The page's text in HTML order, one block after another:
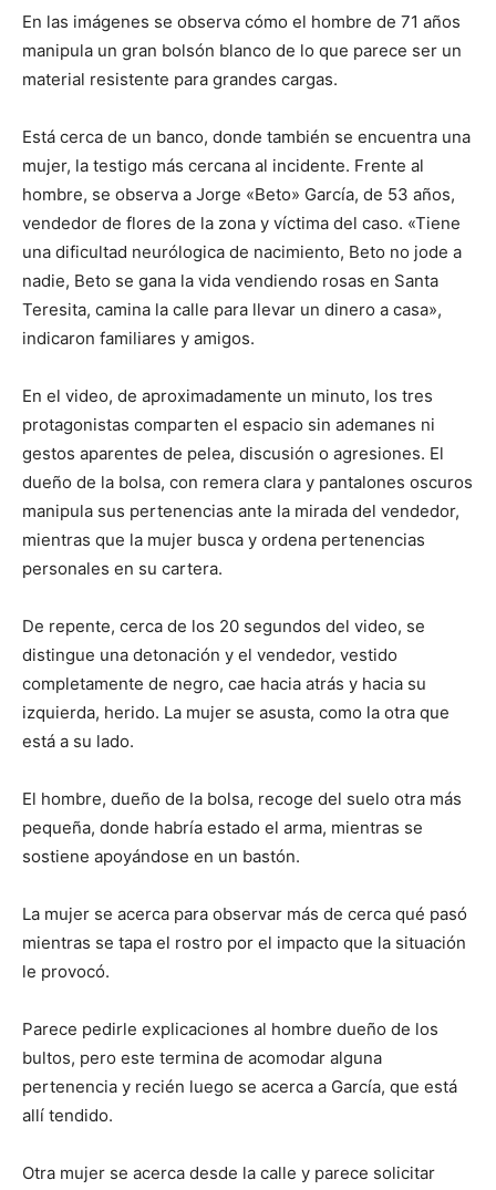
En las imágenes se observa cómo el hombre de 71 años
manipula un gran bolsón blanco de lo que parece ser un
material resistente para grandes cargas.
Está cerca de un banco, donde también se encuentra una
mujer, la testigo más cercana al incidente. Frente al
hombre, se observa a Jorge «Beto» García, de 53 años,
vendedor de flores de la zona y víctima del caso. «Tiene
una dificultad neurólogica de nacimiento, Beto no jode a
nadie, Beto se gana la vida vendiendo rosas en Santa
Teresita, camina la calle para llevar un dinero a casa»,
indicaron familiares y amigos.
En el video, de aproximadamente un minuto, los tres
protagonistas comparten el espacio sin ademanes ni
gestos aparentes de pelea, discusión o agresiones. El
dueño de la bolsa, con remera clara y pantalones oscuros
manipula sus pertenencias ante la mirada del vendedor,
mientras que la mujer busca y ordena pertenencias
personales en su cartera.
De repente, cerca de los 20 segundos del video, se
distingue una detonación y el vendedor, vestido
completamente de negro, cae hacia atrás y hacia su
izquierda, herido. La mujer se asusta, como la otra que
está a su lado.
El hombre, dueño de la bolsa, recoge del suelo otra más
pequeña, donde habría estado el arma, mientras se
sostiene apoyándose en un bastón.
La mujer se acerca para observar más de cerca qué pasó
mientras se tapa el rostro por el impacto que la situación
le provocó.
Parece pedirle explicaciones al hombre dueño de los
bultos, pero este termina de acomodar alguna
pertenencia y recién luego se acerca a García, que está
allí tendido.
Otra mujer se acerca desde la calle y parece solicitar